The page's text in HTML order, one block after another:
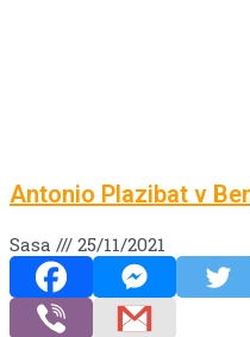
Antonio Plazibat v
Sasa 25/11/2021